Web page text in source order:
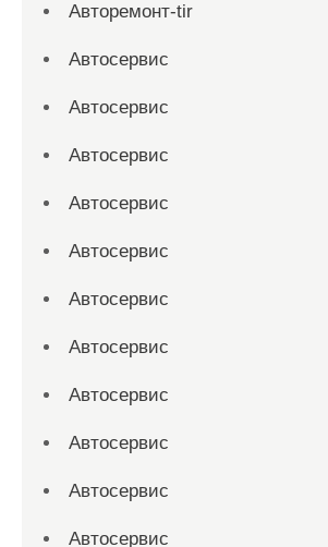
Авторемонт-tir
Автосервис
Автосервис
Автосервис
Автосервис
Автосервис
Автосервис
Автосервис
Автосервис
Автосервис
Автосервис
Автосервис